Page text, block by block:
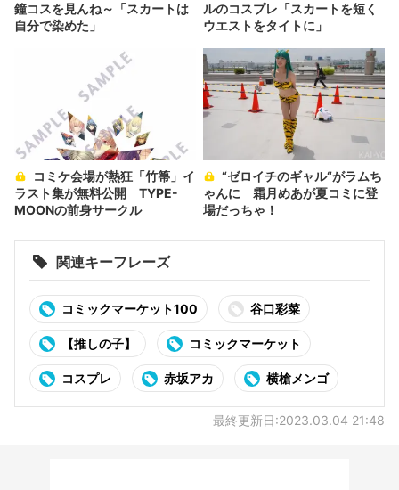
鐘コスを見んね～「スカートは
自分で染めた」
ルのコスプレ「スカートを短く
ウエストをタイトに」
ラスト集が無料公開 TYPE-
MOONの前身サークル
ゃんに 霜月めあが夏コミに登
場だっちゃ！
関連キーフレーズ
コミックマーケット100 谷口彩菜
【推しの子】 コミックマーケット
コスプレ 赤坂アカ 横槍メンゴ
最終更新日:2023.03.04 21:48